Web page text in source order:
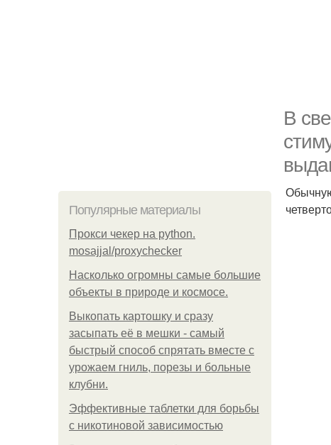
В
Популярные материалы
Прокси чекер на python.
mosajjal/proxychecker
Насколько огромны самые большие
объекты в природе и космосе.
Выкопать картошку и сразу
засыпать её в мешки - самый
быстрый способ спрятать вместе с
урожаем гниль, порезы и больные
клубни.
Эффективные таблетки для борьбы
с никотиновой зависимостью